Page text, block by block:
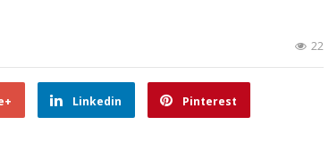
22
Linkedin Pinterest